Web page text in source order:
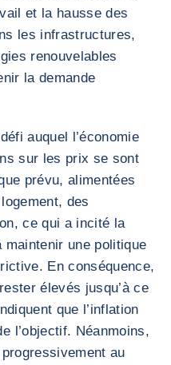
et la hausse des
les infrastructures,
renouvelables
la demande
auquel l’économie
sur les prix se sont
prévu, alimentées
des
ce qui a incité la
maintenir une politique
En conséquence,
élevés jusqu’à ce
que l’inflation
l’objectif. Néanmoins,
au